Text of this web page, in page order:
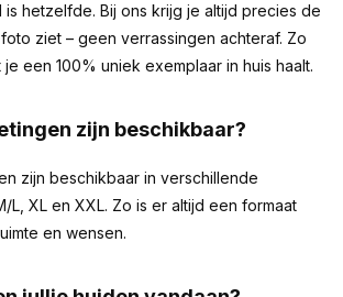
is hetzelfde. Bij ons krijg je altijd precies de
ziet – geen verrassingen achteraf. Zo
een 100% uniek exemplaar in huis haalt.
zijn beschikbaar?
zijn beschikbaar in verschillende
L, XL en XXL. Zo is er altijd een formaat
en wensen.